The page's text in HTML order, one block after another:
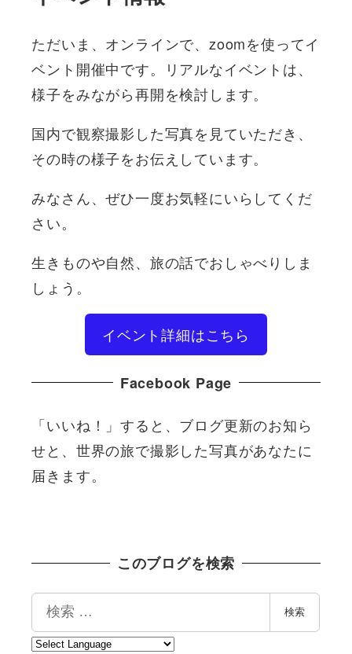
ただいま、オンラインで、zoomを使ってイ
ベント開催中です。リアルなイベントは、
様子をみながら再開を検討します。
国内で観察撮影した写真を見ていただき、
その時の様子をお伝えしています。
みなさん、ぜひ一度お気軽にいらしてくだ
さい。
生きものや自然、旅の話でおしゃべりしま
しょう。
イベント詳細はこちら
Facebook Page
「いいね！」すると、ブログ更新のお知ら
せと、世界の旅で撮影した写真があなたに
届きます。
このブログを検索
索
検索